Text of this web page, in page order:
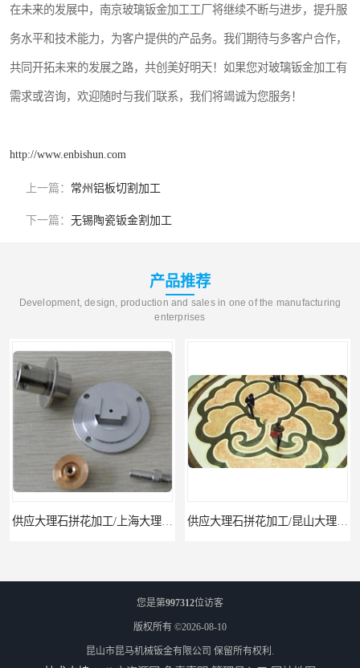
在未来的发展中，南京玻璃钣金加工工厂将继续不断与进步，提升服
务水平和技术能力，为客户提供的产品务。我们期待与多客户合作，
共同开拓未来的发展之路，共创美好明天！如果您对玻璃钣金加工有
需求或咨询，欢迎随时与我们联系，我们将竭诚为您服务！
http://www.enbishun.com
上一篇： 常州铝板切割加工
下一篇： 无锡陶瓷钣金割加工
产品推荐
Development, design, production and sales in one of the manufacturing
enterprises
您是第997312位访客
版权所有 ©2026-08-10
昆山市昆马机械钣金有限公司 保留所有权利.